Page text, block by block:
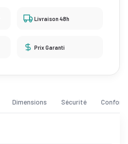
Livraison 48h
Prix Garanti
Dimensions Sécurité Confort